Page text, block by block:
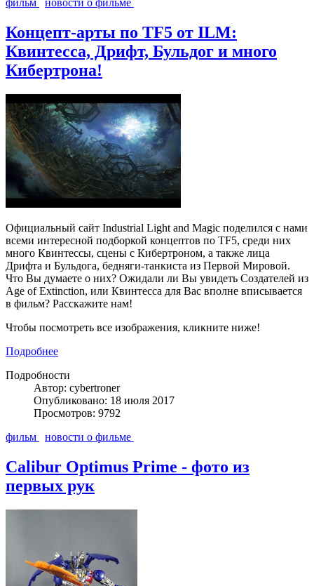
фильм новости о фильме
Концепт-арты по TF5 от ILM:
Квинтесса, Дрифт, Бульдог и много
Кибертрона!
Официальный сайт Industrial Light and Magic поделился с нами
всеми интересной подборкой концептов по TF5, среди них
много Квинтессы, сцены с Кибертроном, а также лица
Дрифта и Бульдога, бедняги-танкиста из Первой Мировой.
Что Вы думаете о них? Ожидали ли Вы увидеть Создателей из
Age of Extinction, или Квинтесса для Вас вполне вписывается
в фильм? Расскажите нам!
Чтобы посмотреть все изображения, кликните ниже!
Подробнее
Подробности
Автор: cybertroner
Опубликовано: 18 июля 2017
Просмотров: 9792
фильм
новости о фильме
Calibur Optimus Prime - фото из
первых рук